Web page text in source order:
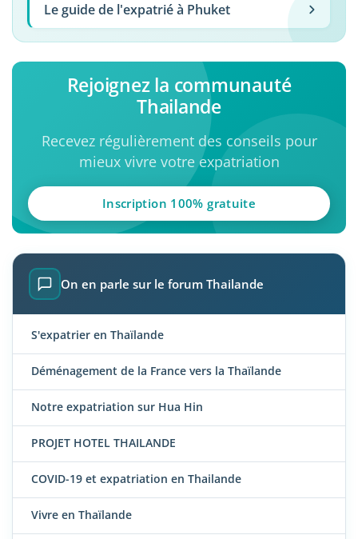
Le guide de l'expatrié à Phuket
Rejoignez la communauté
Thailande
Recevez régulièrement des conseils pour
mieux vivre votre expatriation
Inscription 100% gratuite
On en parle sur le forum Thailande
S'expatrier en Thaïlande
Déménagement de la France vers la Thaïlande
Notre expatriation sur Hua Hin
PROJET HOTEL THAILANDE
COVID-19 et expatriation en Thailande
Vivre en Thaïlande